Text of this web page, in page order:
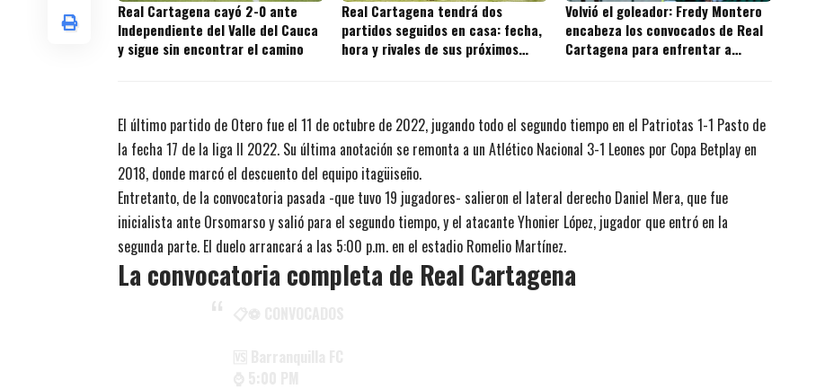
Real Cartagena cayó 2-0 ante
Independiente del Valle del Cauca
y sigue sin encontrar el camino
Real Cartagena tendrá dos
partidos seguidos en casa: fecha,
hora y rivales de sus próximos
Volvió el goleador: Fredy Montero
encabeza los convocados de Real
Cartagena para enfrentar a
El último partido de Otero fue el 11 de octubre de 2022, jugando todo el segundo tiempo en el Patriotas 1-1 Pasto de
la fecha 17 de la liga II 2022. Su última anotación se remonta a un Atlético Nacional 3-1 Leones por Copa Betplay en
2018, donde marcó el descuento del equipo itagüiseño.
Entretanto, de la convocatoria pasada -que tuvo 19 jugadores- salieron el lateral derecho Daniel Mera, que fue
inicialista ante Orsomarso y salió para el segundo tiempo, y el atacante Yhonier López, jugador que entró en la
segunda parte. El duelo arrancará a las 5:00 p.m. en el estadio Romelio Martínez.
La convocatoria completa de Real Cartagena